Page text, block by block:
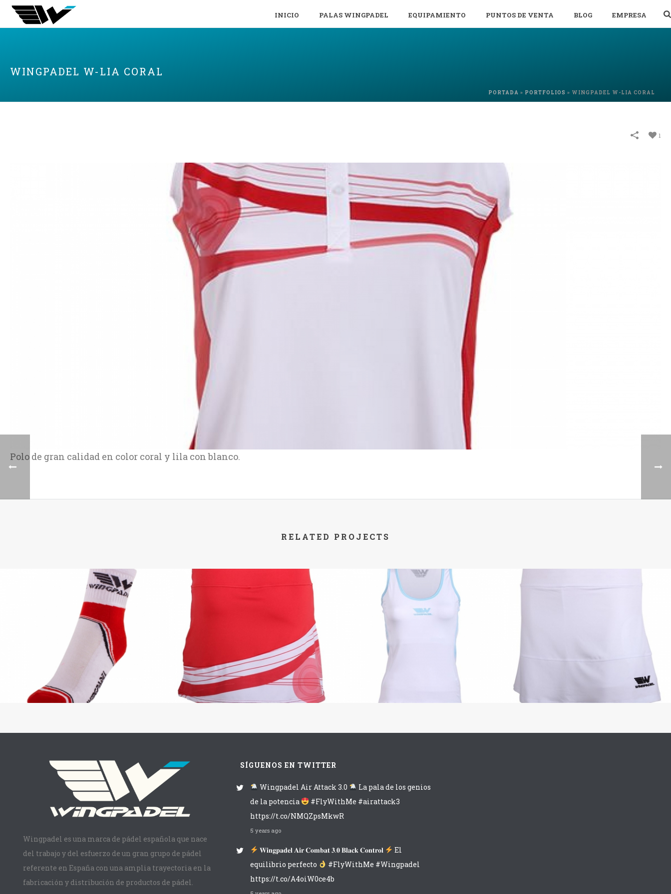
INICIO PALAS WINGPADEL EQUIPAMIENTO PUNTOS DE VENTA BLOG EMPRESA
WINGPADEL W-LIA CORAL
PORTADA » PORTFOLIOS » WINGPADEL W-LIA CORAL
1
Polo de gran calidad en color coral y lila con blanco.
RELATED PROJECTS
Wingpadel es una marca de pádel española que nace
del trabajo y del esfuerzo de un gran grupo de pádel
referente en España con una amplia trayectoria en la
fabricación y distribución de productos de pádel.
SÍGUENOS EN TWITTER
Wingpadel Air Attack 3.0
La pala de los genios
de la potencia
#FlyWithMe #airattack3
https://t.co/NMQZpsMkwR
5 years ago
𝐖𝐢𝐧𝐠𝐩𝐚𝐝𝐞𝐥 𝐀𝐢𝐫 𝐂𝐨𝐦𝐛𝐚𝐭 𝟑.𝟎 𝐁𝐥𝐚𝐜𝐤 𝐂𝐨𝐧𝐭𝐫𝐨𝐥
El
equilibrio perfecto
#FlyWithMe #Wingpadel
https://t.co/A4oiW0ce4b